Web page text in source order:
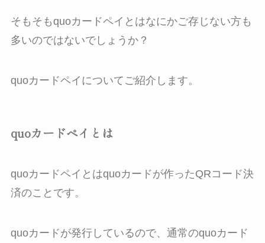
そもそもquoカードペイとはなにかご存じない方も
多いのではないでしょうか？
quoカードペイについてご紹介します。
quoカードペイとは
quoカードペイとはquoカードが作ったQRコード決
済のことです。
quoカードが発行しているので、通常のquoカード